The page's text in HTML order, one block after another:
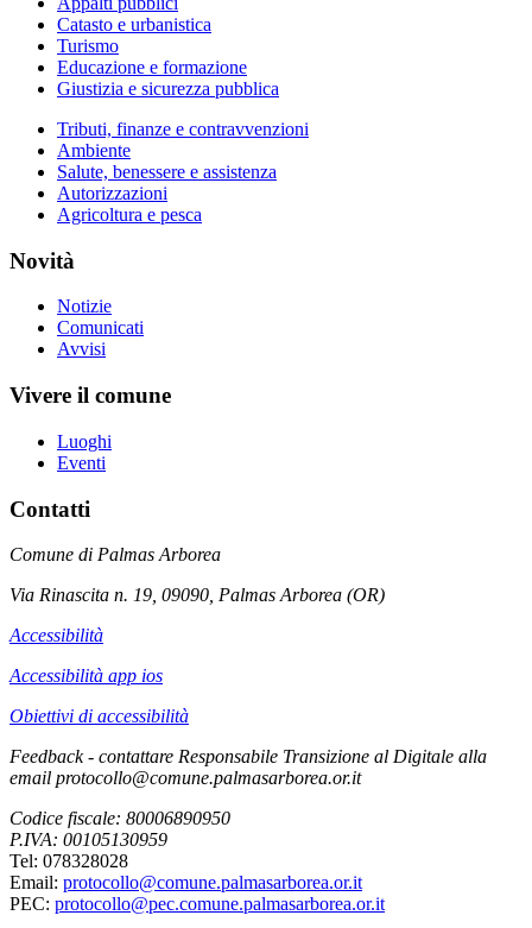
Catasto e urbanistica
Turismo
Educazione e formazione
Giustizia e sicurezza pubblica
Tributi, finanze e contravvenzioni
Ambiente
Salute, benessere e assistenza
Autorizzazioni
Agricoltura e pesca
Novità
Notizie
Comunicati
Avvisi
Vivere il comune
Luoghi
Eventi
Contatti
Comune di Palmas Arborea
Via Rinascita n. 19, 09090, Palmas Arborea (OR)
Accessibilità
Accessibilità app ios
Obiettivi di accessibilità
Feedback - contattare Responsabile Transizione al Digitale alla
email protocollo@comune.palmasarborea.or.it
Codice fiscale: 80006890950
P.IVA: 00105130959
Tel: 078328028
Email: protocollo@comune.palmasarborea.or.it
PEC: protocollo@pec.comune.palmasarborea.or.it